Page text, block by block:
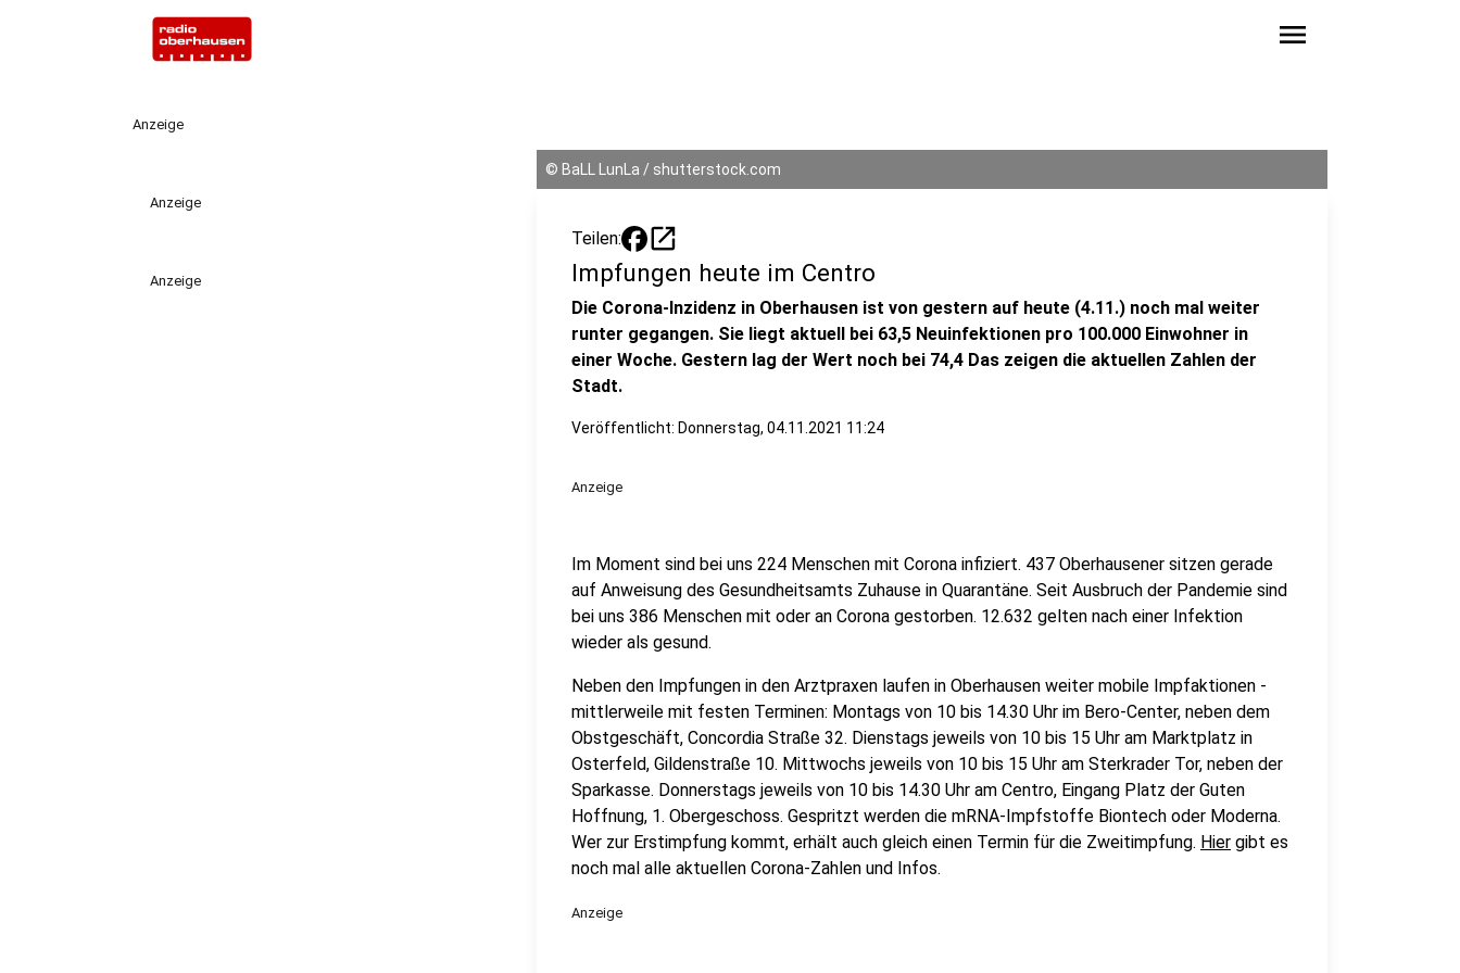
menu
Anzeige
Anzeige
Anzeige
© BaLL LunLa / shutterstock.com
Teilen: open_in_new
Impfungen heute im Centro
Die Corona-Inzidenz in Oberhausen ist von gestern auf heute (4.11.) noch mal weiter
runter gegangen. Sie liegt aktuell bei 63,5 Neuinfektionen pro 100.000 Einwohner in
einer Woche. Gestern lag der Wert noch bei 74,4 Das zeigen die aktuellen Zahlen der
Stadt.
Veröffentlicht: Donnerstag, 04.11.2021 11:24
Anzeige
Im Moment sind bei uns 224 Menschen mit Corona infiziert. 437 Oberhausener sitzen gerade
auf Anweisung des Gesundheitsamts Zuhause in Quarantäne. Seit Ausbruch der Pandemie sind
bei uns 386 Menschen mit oder an Corona gestorben. 12.632 gelten nach einer Infektion
wieder als gesund.
Neben den Impfungen in den Arztpraxen laufen in Oberhausen weiter mobile Impfaktionen -
mittlerweile mit festen Terminen: Montags von 10 bis 14.30 Uhr im Bero-Center, neben dem
Obstgeschäft, Concordia Straße 32. Dienstags jeweils von 10 bis 15 Uhr am Marktplatz in
Osterfeld, Gildenstraße 10. Mittwochs jeweils von 10 bis 15 Uhr am Sterkrader Tor, neben der
Sparkasse. Donnerstags jeweils von 10 bis 14.30 Uhr am Centro, Eingang Platz der Guten
Hoffnung, 1. Obergeschoss. Gespritzt werden die mRNA-Impfstoffe Biontech oder Moderna.
Wer zur Erstimpfung kommt, erhält auch gleich einen Termin für die Zweitimpfung. Hier gibt es
noch mal alle aktuellen Corona-Zahlen und Infos.
Anzeige